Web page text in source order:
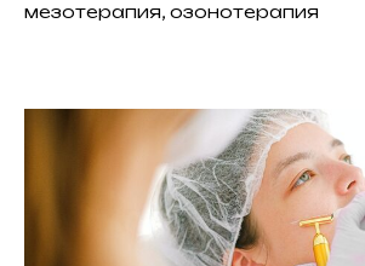
мезотерапия, озонотерапия